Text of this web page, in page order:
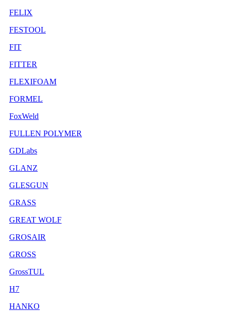
FELIX
FESTOOL
FIT
FITTER
FLEXIFOAM
FORMEL
FoxWeld
FULLEN POLYMER
GDLabs
GLANZ
GLESGUN
GRASS
GREAT WOLF
GROSAIR
GROSS
GrossTUL
H7
HANKO